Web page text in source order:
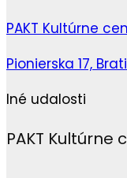
PAKT Kultúrne
Pionierska 17,
Iné udalosti
PAKT Kultúrne